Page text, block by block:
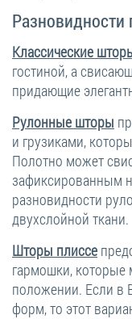
Разновидности
Классические
гостиной, а
придающие
Рулонные шторы
и грузиками,
Полотно может
зафиксированным
разновидности
двухслойной ткани.
Шторы плиссе
гармошки,
положении. Если в
форм, то этот